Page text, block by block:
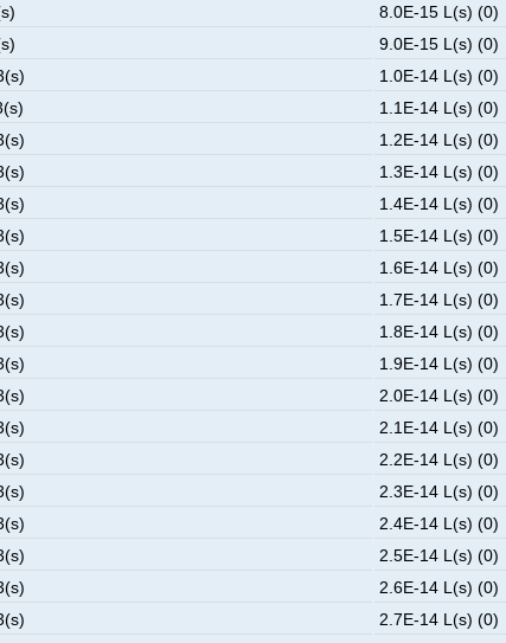
8.0E-15 L(s) (0)
9.0E-15 L(s) (0)
1.0E-14 L(s) (0)
1.1E-14 L(s) (0)
1.2E-14 L(s) (0)
1.3E-14 L(s) (0)
1.4E-14 L(s) (0)
1.5E-14 L(s) (0)
1.6E-14 L(s) (0)
1.7E-14 L(s) (0)
1.8E-14 L(s) (0)
1.9E-14 L(s) (0)
2.0E-14 L(s) (0)
2.1E-14 L(s) (0)
2.2E-14 L(s) (0)
2.3E-14 L(s) (0)
2.4E-14 L(s) (0)
2.5E-14 L(s) (0)
2.6E-14 L(s) (0)
2.7E-14 L(s) (0)